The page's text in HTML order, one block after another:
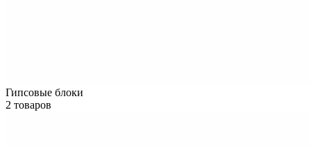
Гипсовые блоки
2 товаров